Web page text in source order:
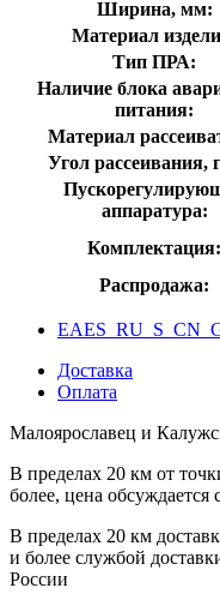
Ширина, мм:
Материал
Тип ПРА:
Наличие блока
питания:
Материал
Угол рассеивания,
аппаратура:
Комплектация:
Распродажа:
Доставка
Оплата
Малоярославец и
В пределах 20 км от
более, цена
В пределах 20 км
и более службой
России